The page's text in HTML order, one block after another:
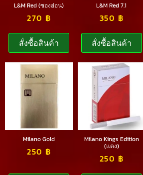
L&M Red (ซองอ่อน)
270 ฿
สั่งซื้อสินค้า
L&M Red 7.1
350 ฿
สั่งซื้อสินค้า
Milano Gold
250 ฿
Milano Kings Edition
(แดง)
250 ฿